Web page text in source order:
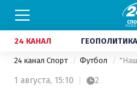
24 КАНАЛ ГЕОПОЛИТИКА
24 канал Спорт Футбол
1 августа, 15:10 2